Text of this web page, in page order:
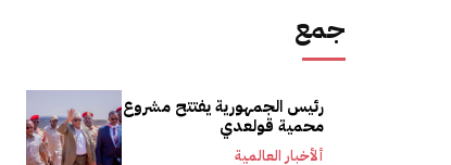
جمع
رئيس الجمهورية يفتتح مشروع
محمية قولعدي
ألأخبار العالمية